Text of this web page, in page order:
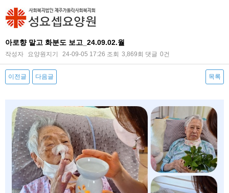
아로향 맡고 화분도 보고_24.09.02.월
작성자 요양원지기 24-09-05 17:26 조회 3,869회 댓글 0건
이전글 다음글 목록